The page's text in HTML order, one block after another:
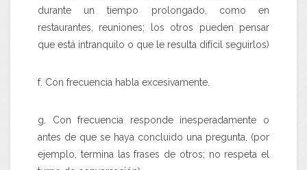
durante un tiempo prolongado, como en
restaurantes, reuniones; los otros pueden pensar
que está intranquilo o que le resulta difícil seguirlos)
f. Con frecuencia habla excesivamente.
g. Con frecuencia responde inesperadamente o
antes de que se haya concluido una pregunta, (por
ejemplo, termina las frases de otros; no respeta el